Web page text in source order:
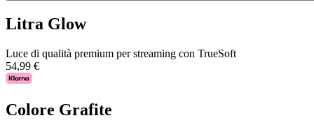
Litra Glow
Luce di qualità premium per streaming con TrueSoft
54,99 €
Colore Grafite